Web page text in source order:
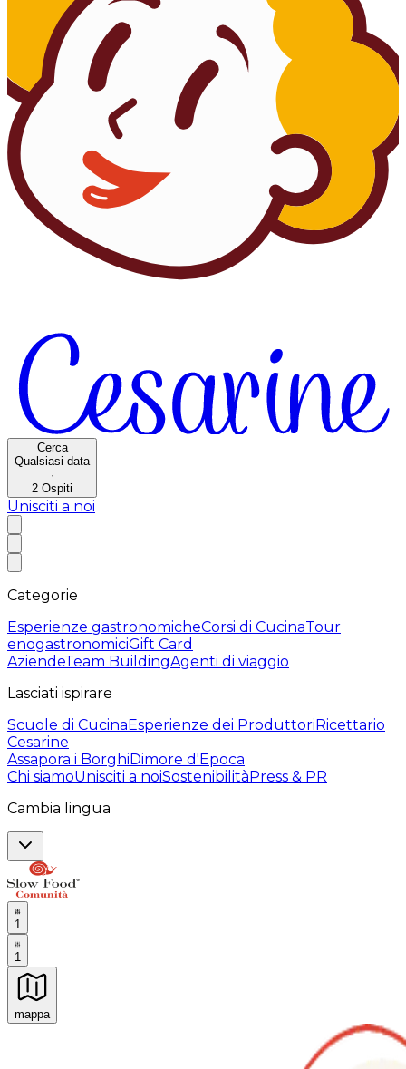
Cerca
Qualsiasi data
·
2 Ospiti
Unisciti a noi
Categorie
Esperienze gastronomicheCorsi di CucinaTour
enogastronomiciGift Card
AziendeTeam BuildingAgenti di viaggio
Lasciati ispirare
Scuole di CucinaEsperienze dei ProduttoriRicettario
Cesarine
Assapora i BorghiDimore d'Epoca
Chi siamoUnisciti a noiSostenibilitàPress & PR
Cambia lingua
1
1
mappa
Esperienze culinarie indimenticabili: Esperienze